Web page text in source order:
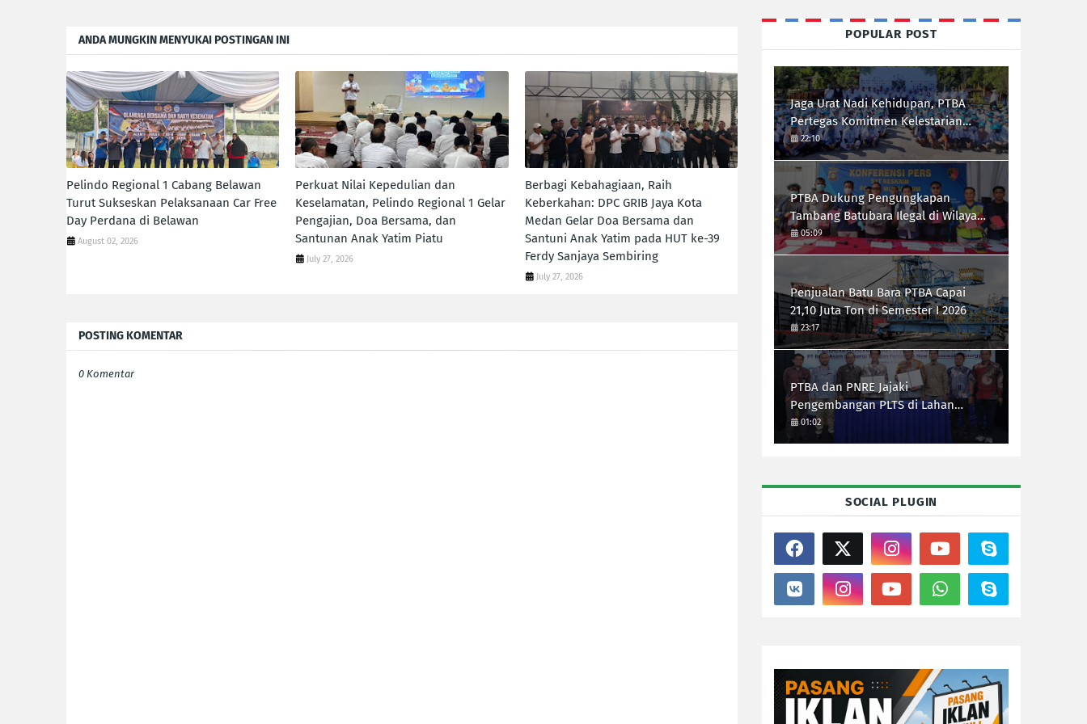
ANDA MUNGKIN MENYUKAI POSTINGAN INI
Pelindo Regional 1 Cabang Belawan
Turut Sukseskan Pelaksanaan Car Free
Day Perdana di Belawan
August 02, 2026
Perkuat Nilai Kepedulian dan
Keselamatan, Pelindo Regional 1 Gelar
Pengajian, Doa Bersama, dan
Santunan Anak Yatim Piatu
July 27, 2026
Berbagi Kebahagiaan, Raih
Keberkahan: DPC GRIB Jaya Kota
Medan Gelar Doa Bersama dan
Santuni Anak Yatim pada HUT ke-39
Ferdy Sanjaya Sembiring
July 27, 2026
POSTING KOMENTAR
0 Komentar
POPULAR POST
Jaga Urat Nadi Kehidupan, PTBA
Pertegas Komitmen Kelestarian
Sungai dalam Konferensi Sungai
Indonesia 2026
22:10
PTBA Dukung Pengungkapan
Tambang Batubara Ilegal di Wilayah
IUP Perseroan
05:09
Penjualan Batu Bara PTBA Capai
21,10 Juta Ton di Semester I 2026
23:17
PTBA dan PNRE Jajaki
Pengembangan PLTS di Lahan
Pascatambang
01:02
SOCIAL PLUGIN